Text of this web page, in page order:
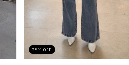
38% OFF